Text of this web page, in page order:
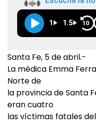
1 1.5 10
Santa Fe, 5 de abril.-
La médica Emma
Norte de
la provincia de Santa
eran cuatro
las víctimas fatales